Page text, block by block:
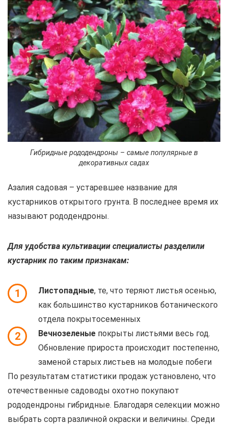
Гибридные рододендроны – самые популярные в
декоративных садах
Азалия садовая – устаревшее название для
кустарников открытого грунта. В последнее время их
называют рододендроны.
Для удобства культивации специалисты разделили
кустарник по таким признакам:
1 Листопадные, те, что теряют листья осенью,
как большинство кустарников ботанического
отдела покрытосеменных
2 Вечнозеленые покрыты листьями весь год.
Обновление прироста происходит постепенно,
заменой старых листьев на молодые побеги
По результатам статистики продаж установлено, что
отечественные садоводы охотно покупают
рододендроны гибридные. Благодаря селекции можно
выбрать сорта различной окраски и величины. Среди